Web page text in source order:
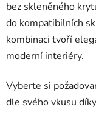
bez skleněného
do kompatibilních
kombinaci tvoří
moderní interiéry.
Vyberte si
dle svého vkusu